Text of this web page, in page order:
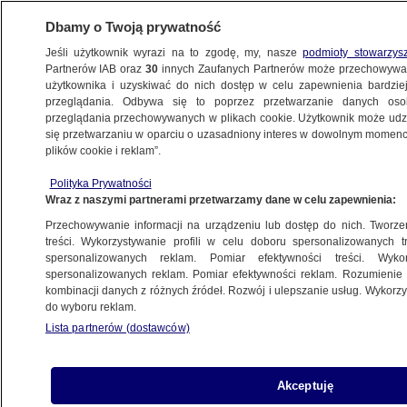
POLSKA
słuchawki w uchu, więc nie będę teraz
strzelał"
17.10.2024, 08:04
Udostępnij
Dbamy o Twoją prywatność
Jeśli użytkownik wyrazi na to zgodę, my, naszepodmioty
Partnerów IAB oraz30 innych Zaufanych Partnerów może
użytkownika i uzyskiwać do nich dostęp w celu zapewnienia
przeglądania. Odbywa się to poprzez przetwarzanie danych
przeglądania przechowywanych w plikach cookie. Użytkownik może
się przetwarzaniu w oparciu o uzasadniony interes w dowolnym
plików cookie i reklam”.
Polityka Prywatności
Wraz z naszymi partnerami przetwarzamy dane w celu zapewnienia:
Przechowywanie informacji na urządzeniu lub dostęp do nich.
treści. Wykorzystywanie profili w celu doboru spersonalizowanych
spersonalizowanych reklam. Pomiar efektywności treści.
spersonalizowanych reklam. Pomiar efektywności reklam.
kombinacji danych z różnych źródeł. Rozwój i ulepszanie usług.
do wyboru reklam.
Lista partnerów (dostawców)
Akceptuję